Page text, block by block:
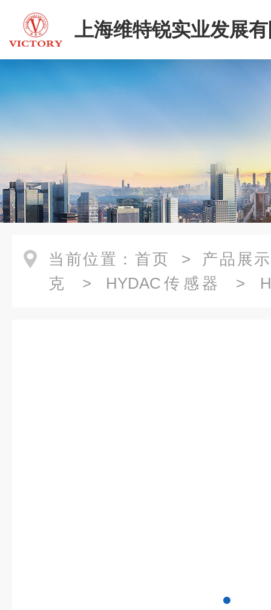
上海维特锐实业发展
当前位置： 首页 > 产品展示
克
> HYDAC传感器
>